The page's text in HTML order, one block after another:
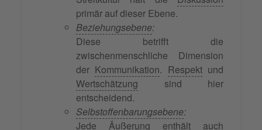
primär auf dieser Ebene.
Beziehungsebene:
Diese betrifft die
zwischenmenschliche Dimension
der Kommunikation. Respektund
Wertschätzung sind hier
entscheidend.
Selbstoffenbarungsebene:
Jede Äußerung enthält auch